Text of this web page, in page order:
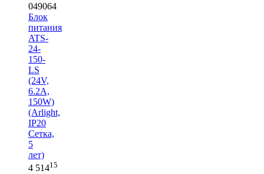
049064
Блок
питания
ATS-
24-
150-
LS
(24V,
6.2A,
150W)
(Arlight,
IP20
Сетка,
5
лет)
4 51415